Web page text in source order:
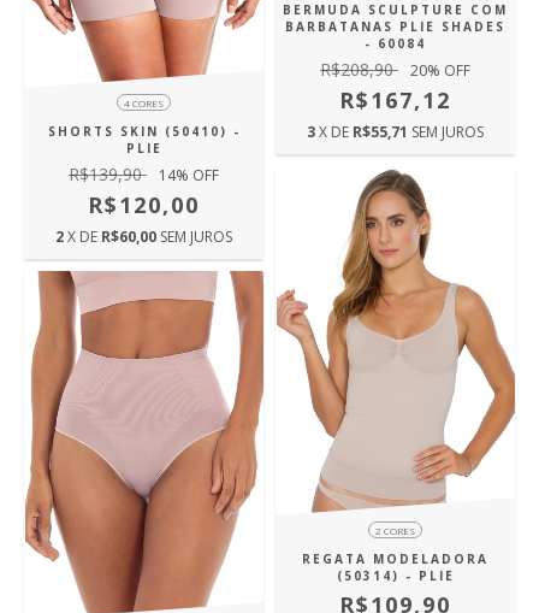
4 CORES
SHORTS SKIN (50410) -
PLIE
R$139,90 14% OFF
R$120,00
2X DE R$60,00 SEM JUROS
BERMUDA SCULPTURE COM
BARBATANAS PLIE SHADES
- 60084
R$208,90 20% OFF
R$167,12
3X DE R$55,71 SEM JUROS
2 CORES
REGATA MODELADORA
(50314) - PLIE
R$109,90